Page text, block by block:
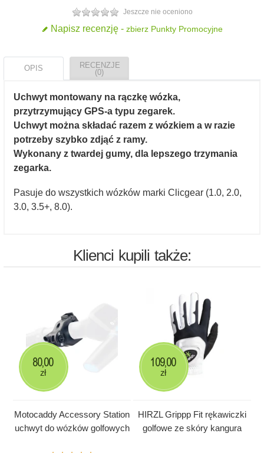
Jeszcze nie oceniono
Napisz recenzję - zbierz Punkty Promocyjne
OPIS
RECENZJE
(0)
Uchwyt montowany na rączkę wózka,
przytrzymujący GPS-a typu zegarek.
Uchwyt można składać razem z wózkiem a w razie
potrzeby szybko zdjąć z ramy.
Wykonany z twardej gumy, dla lepszego trzymania
zegarka.
Pasuje do wszystkich wózków marki Clicgear (1.0, 2.0,
3.0, 3.5+, 8.0).
Klienci kupili także:
Motocaddy Accessory Station
uchwyt do wózków golfowych
80,00
zł
HIRZL Grippp Fit rękawiczki
golfowe ze skóry kangura
109,00
zł